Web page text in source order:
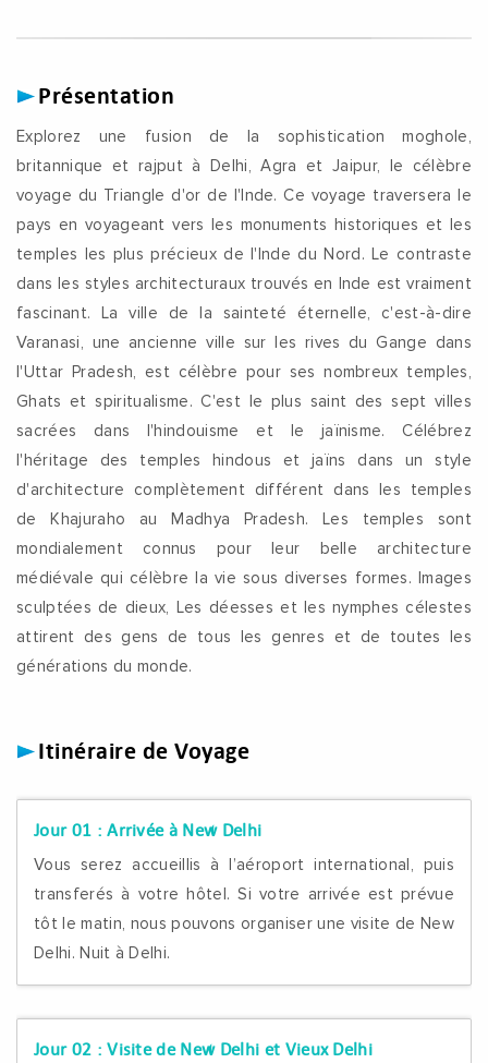
Présentation
Explorez une fusion de la sophistication moghole,
britannique et rajput à Delhi, Agra et Jaipur, le célèbre
voyage du Triangle d'or de l'Inde. Ce voyage traversera le
pays en voyageant vers les monuments historiques et les
temples les plus précieux de l'Inde du Nord. Le contraste
dans les styles architecturaux trouvés en Inde est vraiment
fascinant. La ville de la sainteté éternelle, c'est-à-dire
Varanasi, une ancienne ville sur les rives du Gange dans
l'Uttar Pradesh, est célèbre pour ses nombreux temples,
Ghats et spiritualisme. C'est le plus saint des sept villes
sacrées dans l'hindouisme et le jaïnisme. Célébrez
l'héritage des temples hindous et jaïns dans un style
d'architecture complètement différent dans les temples
de Khajuraho au Madhya Pradesh. Les temples sont
mondialement connus pour leur belle architecture
médiévale qui célèbre la vie sous diverses formes. Images
sculptées de dieux, Les déesses et les nymphes célestes
attirent des gens de tous les genres et de toutes les
générations du monde.
Itinéraire de Voyage
Jour 01 : Arrivée à New Delhi
Vous serez accueillis à l’aéroport international, puis
transferés à votre hôtel. Si votre arrivée est prévue
tôt le matin, nous pouvons organiser une visite de New
Delhi. Nuit à Delhi.
Jour 02 : Visite de New Delhi et Vieux Delhi